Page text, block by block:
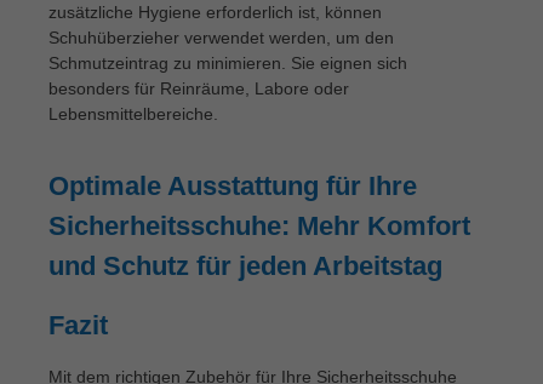
zusätzliche Hygiene erforderlich ist, können
Schuhüberzieher verwendet werden, um den
Schmutzeintrag zu minimieren. Sie eignen sich
besonders für Reinräume, Labore oder
Lebensmittelbereiche.
Optimale Ausstattung für Ihre
Sicherheitsschuhe: Mehr Komfort
und Schutz für jeden Arbeitstag
Fazit
Mit dem richtigen Zubehör für Ihre Sicherheitsschuhe